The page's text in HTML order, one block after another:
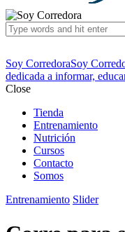
Soy CorredoraSoy
dedicada a informar,
Close
Tienda
Entrenamiento
Nutrición
Cursos
Contacto
Somos
Entrenamiento Slider